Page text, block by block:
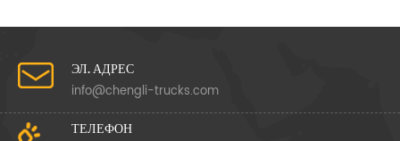
ЭЛ. АДРЕС
info@chengli-trucks.com
ТЕЛЕФОН